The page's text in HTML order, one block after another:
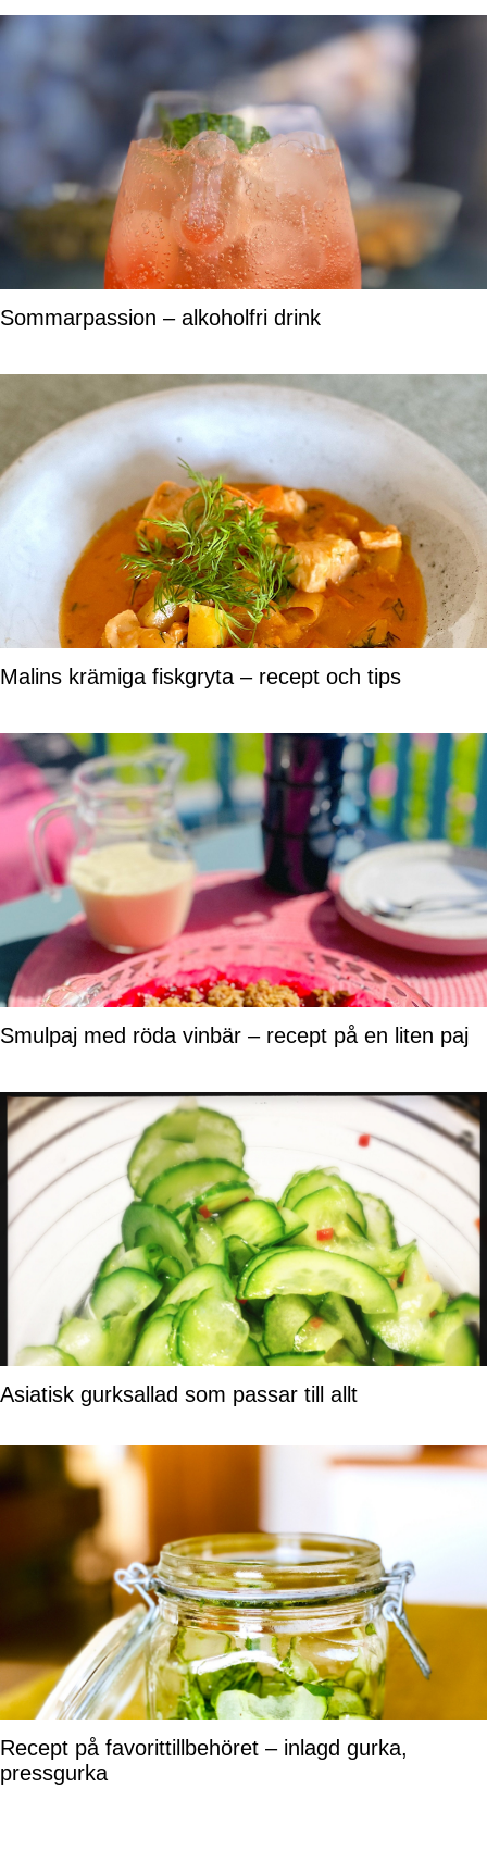
Sommarpassion – alkoholfri drink
Malins krämiga fiskgryta – recept och tips
Smulpaj med röda vinbär – recept på en liten paj
Asiatisk gurksallad som passar till allt
Recept på favorittillbehöret – inlagd gurka,
pressgurka